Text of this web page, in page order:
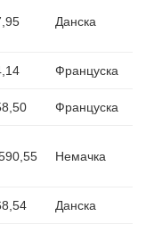
Данска
Француска
Француска
Немачка
Данска